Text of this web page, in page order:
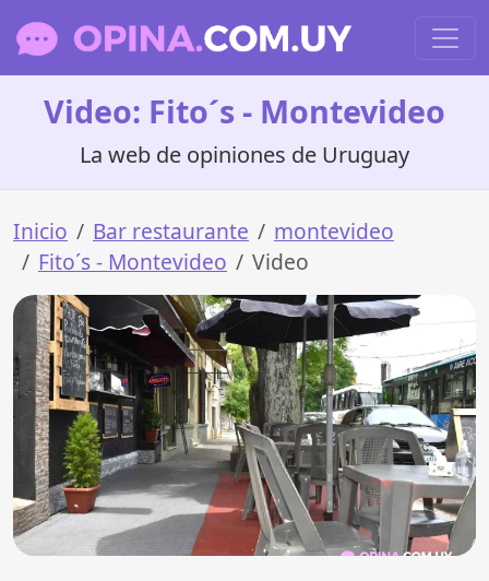
Video: Fito´s - Montevideo
La web de opiniones de Uruguay
Inicio Bar restaurante
montevideo
Fito´s - Montevideo
Video